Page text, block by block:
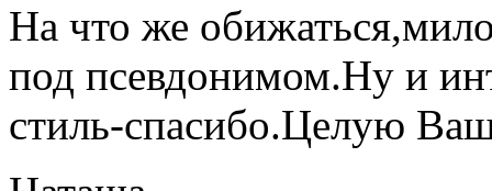
На что же
под псевдонимом.Ну и
стиль-спасибо.Целую